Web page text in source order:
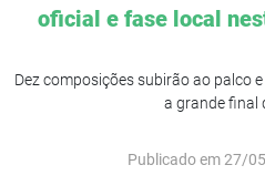
oficial e fase local
Dez composições subirão ao palco
a grande final
Publicado em 27/